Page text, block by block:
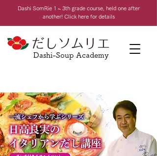
Dashi SomRie 1 ~ 3th grade course, held one after
another! Click here for details
Dashi-Soup Academy